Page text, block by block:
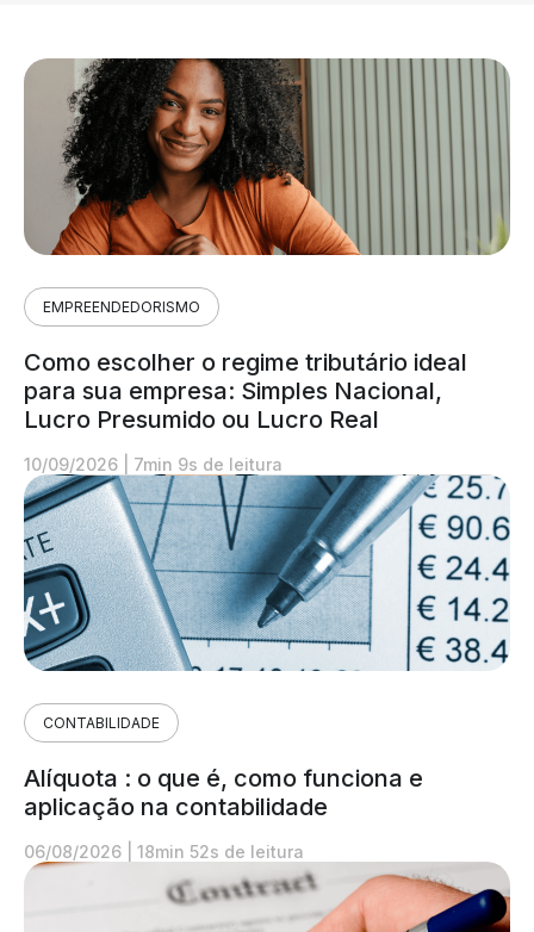
EMPREENDEDORISMO
Como escolher o regime tributário ideal
para sua empresa: Simples Nacional,
Lucro Presumido ou Lucro Real
10/09/2026 7min 9s de leitura
CONTABILIDADE
Alíquota : o que é, como funciona e
aplicação na contabilidade
06/08/2026 18min 52s de leitura